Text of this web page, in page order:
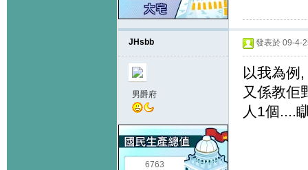
JHsbb
男爵府
6763
發表於 09-4-
以我為例
又係教佢
人1個....